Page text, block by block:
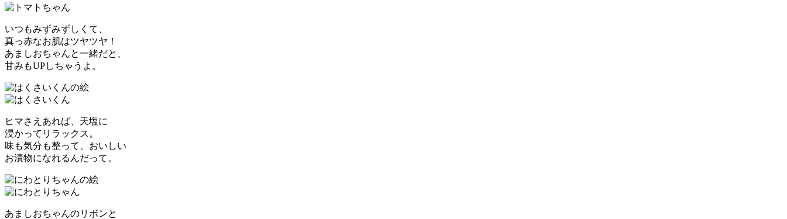
いつもみずみずしくて、
真っ赤なお肌はツヤツヤ！
あましおちゃんと一緒だと、
甘みもUPしちゃうよ。
ヒマさえあれば、天塩に
浸かってリラックス。
味も気分も整って、おいしい
お漬物になれるんだって。
あましおちゃんのリボンと